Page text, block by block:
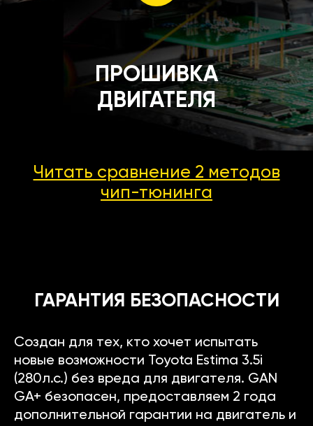
ПРОШИВКА
ДВИГАТЕЛЯ
Читать сравнение 2 методов
чип-тюнинга
ГАРАНТИЯ БЕЗОПАСНОСТИ
Создан для тех, кто хочет испытать
новые возможности Toyota Estima 3.5i
(280л.с.) без вреда для двигателя. GAN
GA+ безопасен, предоставляем 2 года
дополнительной гарантии на двигатель и